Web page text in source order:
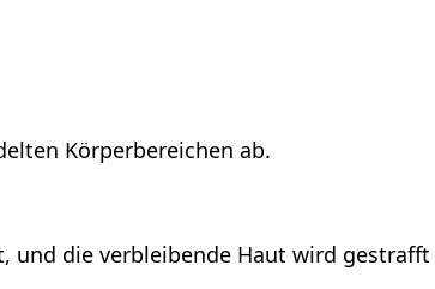
Körperbereichen ab.
und die verbleibende Haut wird